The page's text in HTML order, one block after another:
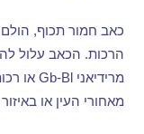
כאב חמור תכוף, הולם
הרכות. הכאב עלול
מרידיאניGb-Bl או
מאחורי העין או